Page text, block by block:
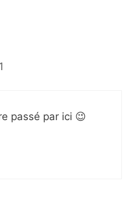
passé par ici 😉